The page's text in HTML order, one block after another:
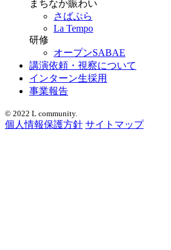
まちなか賑わい
さばぷら
La Tempo
研修
オープンSABAE
講演依頼・視察について
インターン生採用
事業報告
© 2022 L community.
個人情報保護方針 サイトマップ